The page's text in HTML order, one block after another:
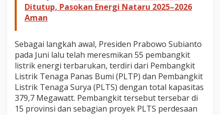
Ditutup, Pasokan Energi Nataru 2025–2026
Aman
Sebagai langkah awal, Presiden Prabowo Subianto
pada Juni lalu telah meresmikan 55 pembangkit
listrik energi terbarukan, terdiri dari Pembangkit
Listrik Tenaga Panas Bumi (PLTP) dan Pembangkit
Listrik Tenaga Surya (PLTS) dengan total kapasitas
379,7 Megawatt. Pembangkit tersebut tersebar di
15 provinsi dan sebagian proyek PLTS perdesaan